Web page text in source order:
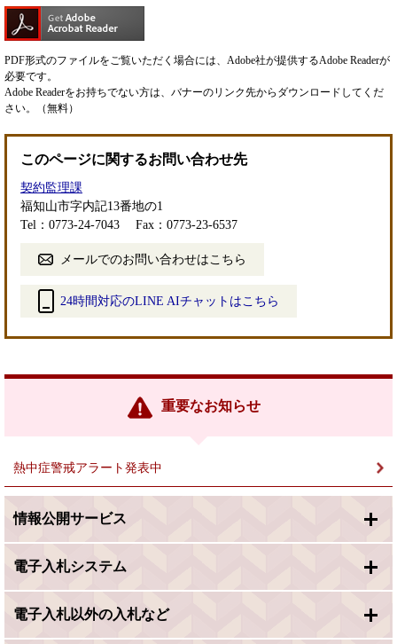
PDF形式のファイルをご覧いただく場合には、Adobe社が提供するAdobe Readerが
必要です。
Adobe Readerをお持ちでない方は、バナーのリンク先からダウンロードしてくだ
さい。（無料）
このページに関するお問い合わせ先
契約監理課
福知山市字内記13番地の1
Tel：0773-24-7043
Fax：0773-23-6537
メールでのお問い合わせはこちら
24時間対応のLINE AIチャットはこちら
リ
重要なお知らせ
熱中症警戒アラート発表中
情報公開サービス
電子入札システム
電子入札以外の入札など